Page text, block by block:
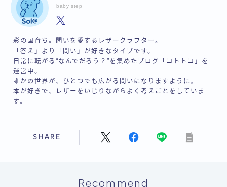
baby step
彩の国育ち。問いを愛するレザークラフター。
「答え」より「問い」が好きなタイプです。
日常に転がる“なんでだろう？”を集めたブログ「コトトコ」を
運営中。
誰かの世界が、ひとつでも広がる問いになりますように。
本が好きで、レザーをいじりながらよく考えごとをしていま
す。
SHARE
Recommend